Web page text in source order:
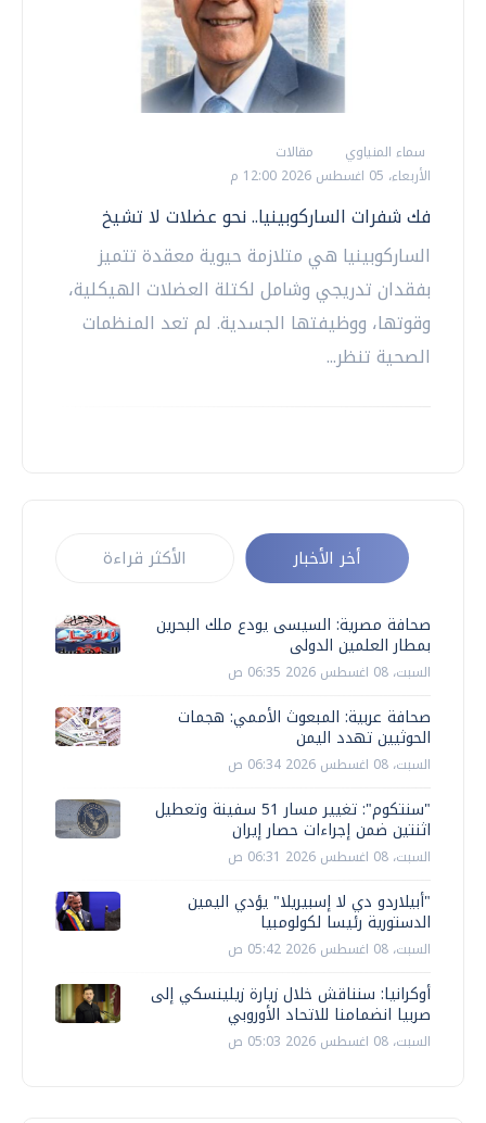
سماء المنياوي
مقالات
الأربعاء، 05 اغسطس 2026 12:00 م
فك شفرات الساركوبينيا.. نحو عضلات لا تشيخ
الساركوبينيا هي متلازمة حيوية معقدة تتميز
بفقدان تدريجي وشامل لكتلة العضلات الهيكلية،
وقوتها، ووظيفتها الجسدية. لم تعد المنظمات
الصحية تنظر...
أخر الأخبار الأكثر قراءة
صحافة مصرية: السيسى يودع ملك البحرين
بمطار العلمين الدولى
السبت، 08 اغسطس 2026 06:35 ص
صحافة عربية: المبعوث الأممي: هجمات
الحوثيين تهدد اليمن
السبت، 08 اغسطس 2026 06:34 ص
"سنتكوم": تغيير مسار 51 سفينة وتعطيل
اثنتين ضمن إجراءات حصار إيران
السبت، 08 اغسطس 2026 06:31 ص
"أبيلاردو دي لا إسبيريلا" يؤدي اليمين
الدستورية رئيسا لكولومبيا
السبت، 08 اغسطس 2026 05:42 ص
أوكرانيا: سنناقش خلال زيارة زيلينسكي إلى
صربيا انضمامنا للاتحاد الأوروبي
السبت، 08 اغسطس 2026 05:03 ص